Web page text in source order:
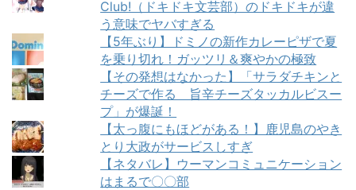
Club!（ドキドキ文芸部）のドキドキが違
う意味でヤバすぎる
【5年ぶり】ドミノの新作カレーピザで夏
を乗り切れ！ガッツリ＆爽やかの極致
【その発想はなかった】「サラダチキンと
チーズで作る 旨辛チーズタッカルビスー
プ」が爆誕！
【太っ腹にもほどがある！】鹿児島のやき
とり大政がサービスしすぎ
【ネタバレ】ウーマンコミュニケーション
はまるで〇〇部